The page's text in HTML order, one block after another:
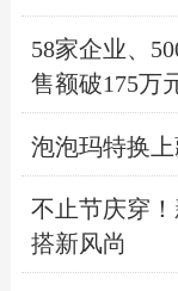
58家企业、
售额破175万
泡泡玛特换
不止节庆穿
搭新风尚